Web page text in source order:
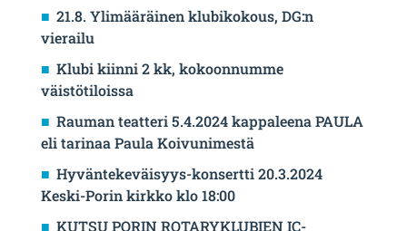
21.8. Ylimääräinen klubikokous, DG:n
vierailu
Klubi kiinni 2 kk, kokoonnumme
väistötiloissa
Rauman teatteri 5.4.2024 kappaleena PAULA
eli tarinaa Paula Koivunimestä
Hyväntekeväisyys-konsertti 20.3.2024
Keski-Porin kirkko klo 18:00
KUTSU PORIN ROTARYKLUBIEN IC-